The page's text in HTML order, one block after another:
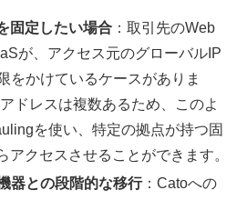
固定したい場合 ：取引先のWeb
が、アクセス元のグローバルIP
をかけているケースがありま
ドレスは複数あるため、このよ
を使い、特定の拠点が持つ固
アクセスさせることができます。
器との段階的な移行：Catoへの